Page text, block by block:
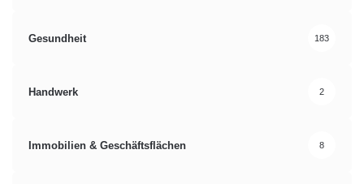
Gesundheit 183
Handwerk 2
Immobilien & Geschäftsflächen 8